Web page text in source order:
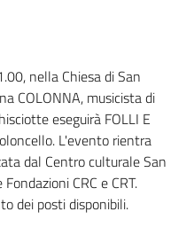
nella Chiesa di San
COLONNA, musicista di
eseguirà FOLLI E
L'evento rientra
dal Centro culturale San
CRC e CRT.
dei posti disponibili.